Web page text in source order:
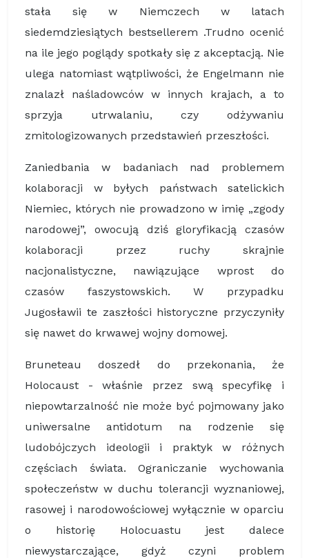
stała się w Niemczech w latach
siedemdziesiątych bestsellerem .Trudno ocenić
na ile jego poglądy spotkały się z akceptacją. Nie
ulega natomiast wątpliwości, że Engelmann nie
znalazł naśladowców w innych krajach, a to
sprzyja utrwalaniu, czy odżywaniu
zmitologizowanych przedstawień przeszłości.
Zaniedbania w badaniach nad problemem
kolaboracji w byłych państwach satelickich
Niemiec, których nie prowadzono w imię „zgody
narodowej”, owocują dziś gloryfikacją czasów
kolaboracji przez ruchy skrajnie
nacjonalistyczne, nawiązujące wprost do
czasów faszystowskich. W przypadku
Jugosławii te zaszłości historyczne przyczyniły
się nawet do krwawej wojny domowej.
Bruneteau doszedł do przekonania, że
Holocaust - właśnie przez swą specyfikę i
niepowtarzalność nie może być pojmowany jako
uniwersalne antidotum na rodzenie się
ludobójczych ideologii i praktyk w różnych
częściach świata. Ograniczanie wychowania
społeczeństw w duchu tolerancji wyznaniowej,
rasowej i narodowościowej wyłącznie w oparciu
o historię Holocuastu jest dalece
niewystarczające, gdyż czyni problem